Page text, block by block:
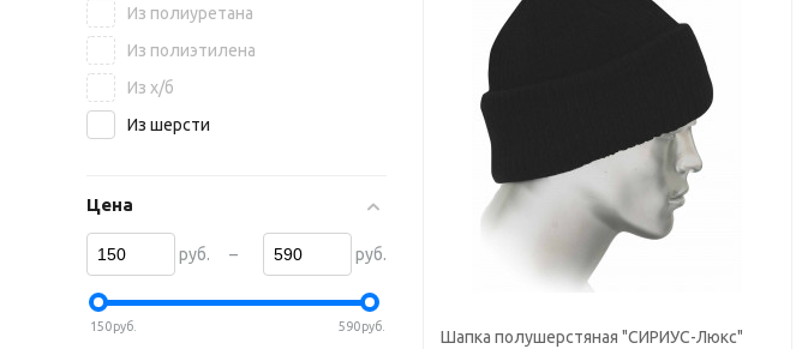
Шапка полушерстяная "СИРИУС-Люкс"
Из полиуретана
Из полиэтилена
Из х/б
Из шерсти
Цена
руб. – руб.
150руб. 590руб.